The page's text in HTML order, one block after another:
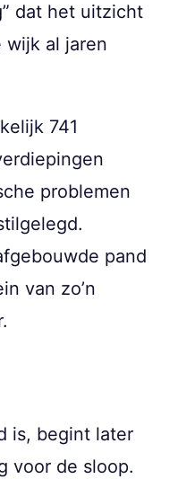
dat het uitzicht
wijk al jaren
741
problemen
pand
van zo’n
is, begint later
voor de sloop.